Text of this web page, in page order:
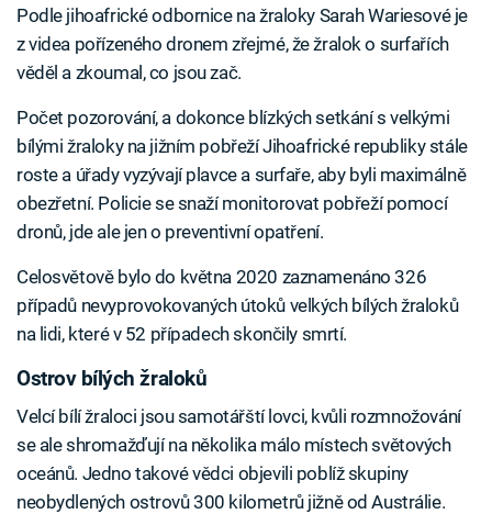
Podle jihoafrické odbornice na žraloky Sarah Wariesové je
z videa pořízeného dronem zřejmé, že žralok o surfařích
věděl a zkoumal, co jsou zač.
Počet pozorování, a dokonce blízkých setkání s velkými
bílými žraloky na jižním pobřeží Jihoafrické republiky stále
roste a úřady vyzývají plavce a surfaře, aby byli maximálně
obezřetní. Policie se snaží monitorovat pobřeží pomocí
dronů, jde ale jen o preventivní opatření.
Celosvětově bylo do května 2020 zaznamenáno 326
případů nevyprovokovaných útoků velkých bílých žraloků
na lidi, které v 52 případech skončily smrtí.
Ostrov bílých žraloků
Velcí bílí žraloci jsou samotářští lovci, kvůli rozmnožování
se ale shromažďují na několika málo místech světových
oceánů. Jedno takové vědci objevili poblíž skupiny
neobydlených ostrovů 300 kilometrů jižně od Austrálie.